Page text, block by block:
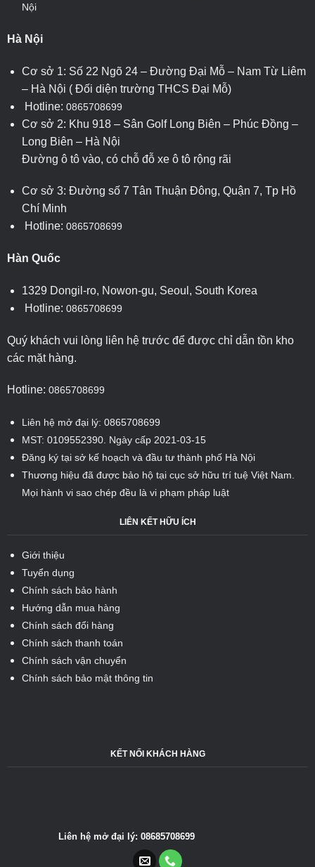
Nội
Hà Nội
Cơ sở 1: Số 22 Ngõ 24 – Đường Đại Mỗ – Nam Từ Liêm
– Hà Nội ( Đối diện trường THCS Đại Mỗ)
Hotline: 0865708699
Cơ sở 2: Khu 918 – Sân Golf Long Biên – Phúc Đồng –
Long Biên – Hà Nội
Đường ô tô vào, có chỗ đỗ xe ô tô rộng rãi
Cơ sở 3: Đường số 7 Tân Thuận Đông, Quận 7, Tp Hồ
Chí Minh
Hotline: 0865708699
Hàn Quốc
1329 Dongil-ro, Nowon-gu, Seoul, South Korea
Hotline: 0865708699
Quý khách vui lòng liên hệ trước để được chỉ dẫn tồn kho
các mặt hàng.
Hotline: 0865708699
Liên hệ mở đại lý: 0865708699
MST: 0109552390. Ngày cấp 2021-03-15
Đăng ký tại sở kế hoạch và đầu tư thành phố Hà Nội
Thương hiệu đã được bảo hộ tại cục sở hữu trí tuệ Việt Nam.
Mọi hành vi sao chép đều là vi phạm pháp luật
LIÊN KẾT HỮU ÍCH
Giới thiệu
Tuyển dụng
Chính sách bảo hành
Hướng dẫn mua hàng
Chính sách đổi hàng
Chính sách thanh toán
Chính sách vận chuyển
Chính sách bảo mật thông tin
KẾT NỐI KHÁCH HÀNG
Liên hệ mở đại lý: 08685708699